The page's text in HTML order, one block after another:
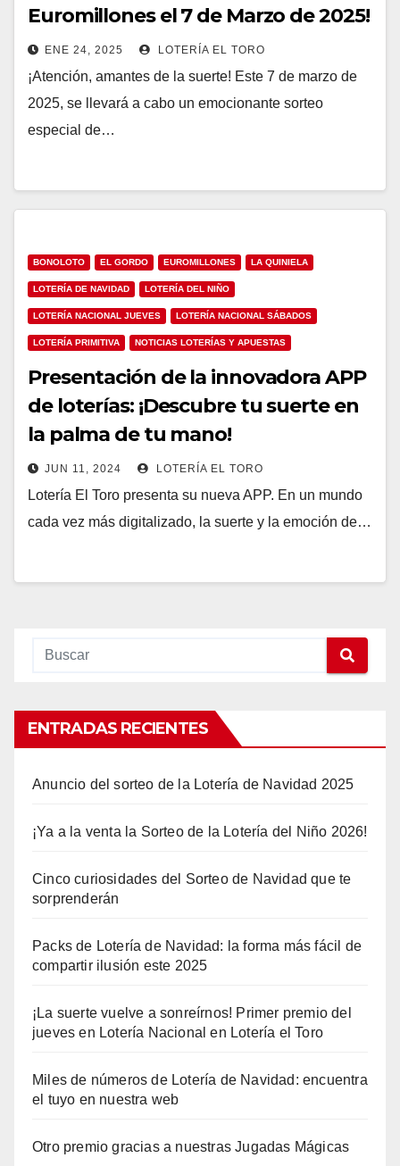
Euromillones el 7 de Marzo de 2025!
ENE 24, 2025 LOTERÍA EL TORO
¡Atención, amantes de la suerte! Este 7 de marzo de
2025, se llevará a cabo un emocionante sorteo
especial de…
BONOLOTO EL GORDO EUROMILLONES LA QUINIELA
LOTERÍA DE NAVIDAD LOTERÍA DEL NIÑO
LOTERÍA NACIONAL JUEVES LOTERÍA NACIONAL SÁBADOS
LOTERÍA PRIMITIVA NOTICIAS LOTERÍAS Y APUESTAS
Presentación de la innovadora APP
de loterías: ¡Descubre tu suerte en
la palma de tu mano!
JUN 11, 2024 LOTERÍA EL TORO
Lotería El Toro presenta su nueva APP. En un mundo
cada vez más digitalizado, la suerte y la emoción de…
ENTRADAS RECIENTES
Anuncio del sorteo de la Lotería de Navidad 2025
¡Ya a la venta la Sorteo de la Lotería del Niño 2026!
Cinco curiosidades del Sorteo de Navidad que te
sorprenderán
Packs de Lotería de Navidad: la forma más fácil de
compartir ilusión este 2025
¡La suerte vuelve a sonreírnos! Primer premio del
jueves en Lotería Nacional en Lotería el Toro
Miles de números de Lotería de Navidad: encuentra
el tuyo en nuestra web
Otro premio gracias a nuestras Jugadas Mágicas